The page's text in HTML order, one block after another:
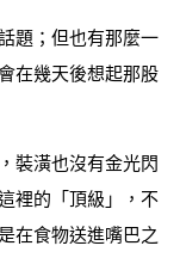
題；但也有那麼一
在幾天後想起那股
裝潢也沒有金光閃
裡的「頂級」，不
在食物送進嘴巴之